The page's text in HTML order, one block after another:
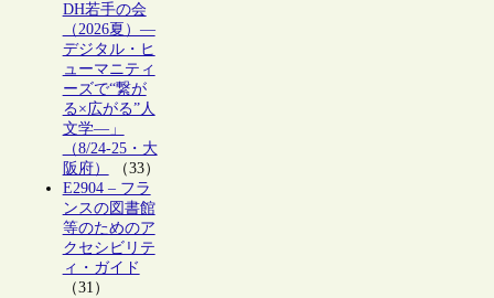
DH若手の会
（2026夏）―
デジタル・ヒ
ューマニティ
ーズで“繋が
る×広がる”人
文学―」
（8/24-25・大
阪府）
（33）
E2904 – フラ
ンスの図書館
等のためのア
クセシビリテ
ィ・ガイド
（31）